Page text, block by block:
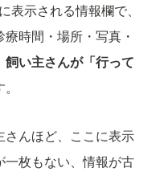
示される情報欄で、
時間・場所・写真・
飼い主さんが「行って
んほど、ここに表示
一枚もない、情報が古